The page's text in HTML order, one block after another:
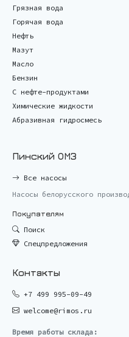
Грязная вода
Горячая вода
Нефть
Мазут
Масло
Бензин
С нефте-продуктами
Химические жидкости
Абразивная гидросмесь
Пинский ОМЗ
Все насосы
Насосы белорусского
Покупателям
Поиск
Спецпредложения
Контакты
+7 499 995-09-49
welcome@rimos.ru
Время работы склада: